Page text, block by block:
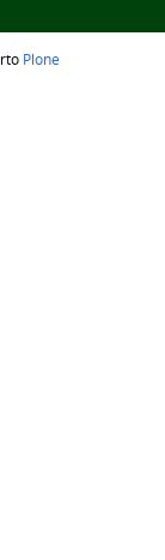
Plone